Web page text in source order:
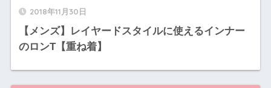
2018年11月30日
【メンズ】レイヤードスタイルに使えるインナー
のロンT【重ね着】